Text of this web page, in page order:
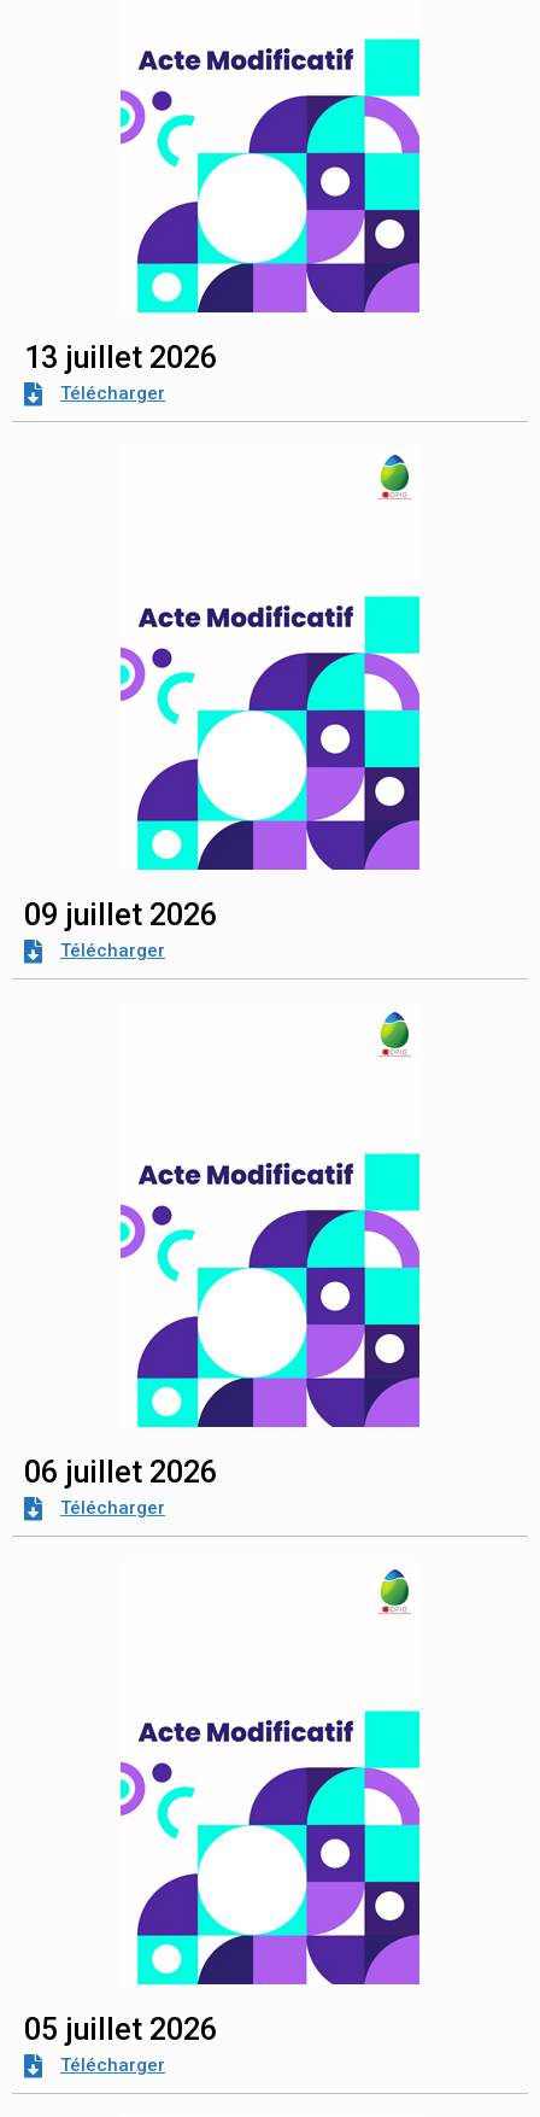
13 juillet 2026
Télécharger
09 juillet 2026
Télécharger
06 juillet 2026
Télécharger
05 juillet 2026
Télécharger